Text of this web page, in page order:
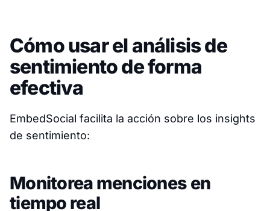
Cómo usar el análisis de
sentimiento de forma
efectiva
EmbedSocial facilita la acción sobre los insights
de sentimiento:
Monitorea menciones en
tiempo real